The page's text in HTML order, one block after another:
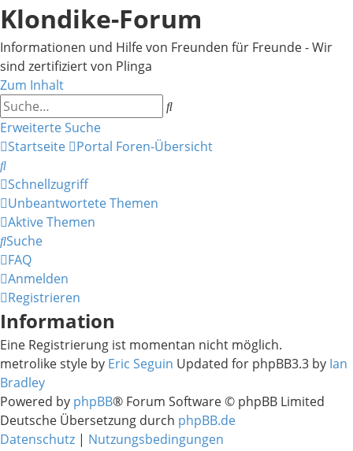
Klondike-Forum
Informationen und Hilfe von Freunden für Freunde - Wir
sind zertifiziert von Plinga
Zum Inhalt
Suche
Erweiterte Suche
Startseite
Portal Foren-Übersicht
Suche
Schnellzugriff
Unbeantwortete Themen
Aktive Themen
Suche
FAQ
Anmelden
Registrieren
Information
Eine Registrierung ist momentan nicht möglich.
metrolike style by Eric Seguin Updated for phpBB3.3 by Ian
Bradley
Powered by phpBB® Forum Software © phpBB Limited
Deutsche Übersetzung durch phpBB.de
Datenschutz | Nutzungsbedingungen